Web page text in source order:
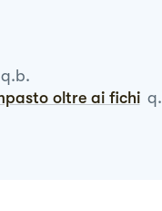
q.b.
oltre ai fichi